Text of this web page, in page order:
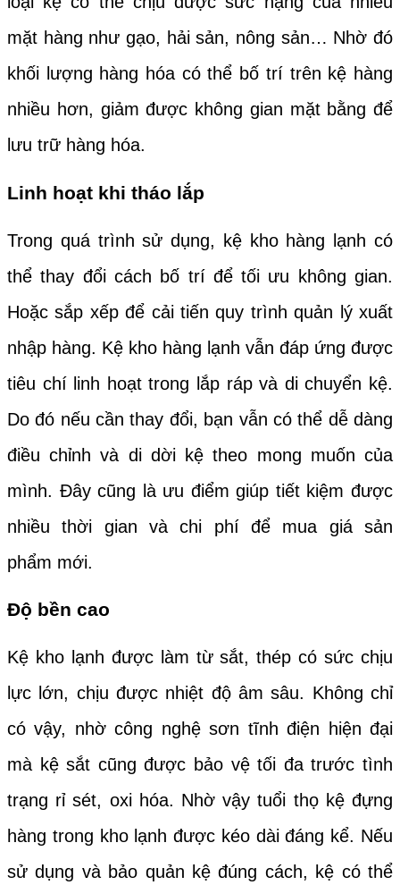
mặt hàng như gạo, hải sản, nông sản… Nhờ đó
khối lượng hàng hóa có thể bố trí trên kệ hàng
nhiều hơn, giảm được không gian mặt bằng để
lưu trữ hàng hóa.
Linh hoạt khi tháo lắp
Trong quá trình sử dụng, kệ kho hàng lạnh có
thể thay đổi cách bố trí để tối ưu không gian.
Hoặc sắp xếp để cải tiến quy trình quản lý xuất
nhập hàng. Kệ kho hàng lạnh vẫn đáp ứng được
tiêu chí linh hoạt trong lắp ráp và di chuyển kệ.
Do đó nếu cần thay đổi, bạn vẫn có thể dễ dàng
điều chỉnh và di dời kệ theo mong muốn của
mình. Đây cũng là ưu điểm giúp tiết kiệm được
nhiều thời gian và chi phí để mua giá sản
phẩm mới.
Độ bền cao
Kệ kho lạnh được làm từ sắt, thép có sức chịu
lực lớn, chịu được nhiệt độ âm sâu. Không chỉ
có vậy, nhờ công nghệ sơn tĩnh điện hiện đại
mà kệ sắt cũng được bảo vệ tối đa trước tình
trạng rỉ sét, oxi hóa. Nhờ vậy tuổi thọ kệ đựng
hàng trong kho lạnh được kéo dài đáng kể. Nếu
sử dụng và bảo quản kệ đúng cách, kệ có thể